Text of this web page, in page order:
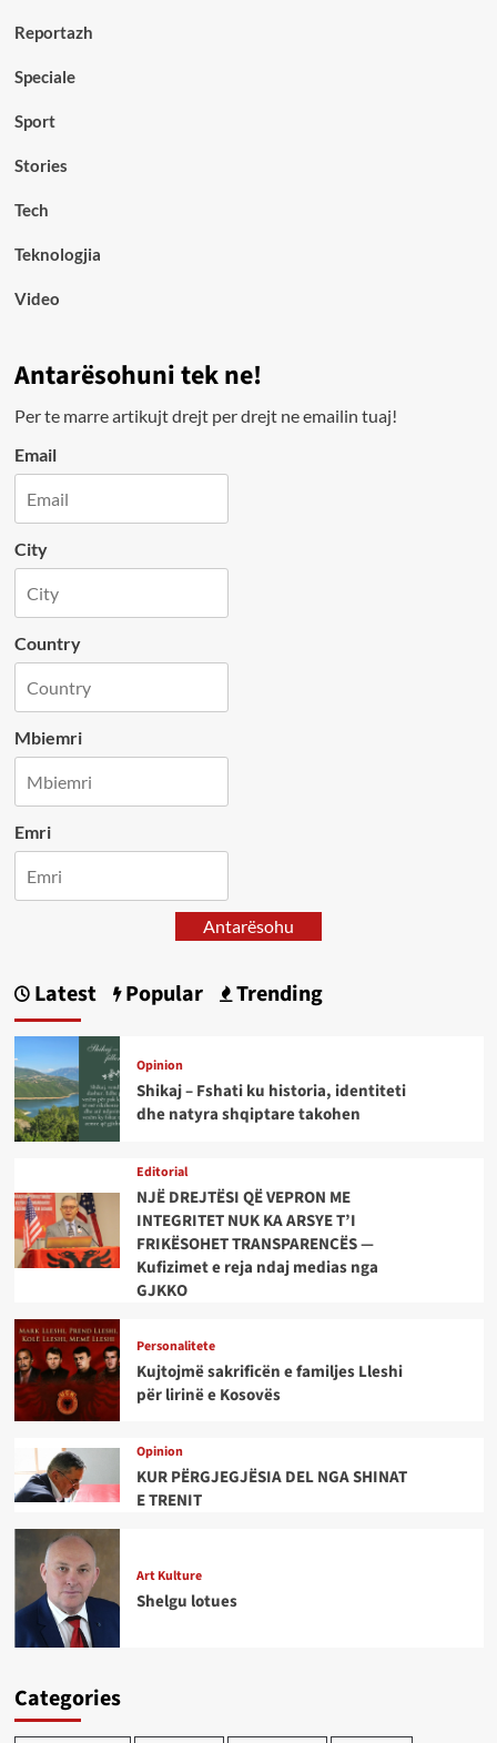
Reportazh
Speciale
Sport
Stories
Tech
Teknologjia
Video
Antarësohuni tek ne!
Per te marre artikujt drejt per drejt ne emailin tuaj!
Email
City
Country
Mbiemri
Emri
Antarësohu
Latest Popular Trending
Opinion
Shikaj – Fshati ku historia, identiteti
dhe natyra shqiptare takohen
Editorial
NJË DREJTËSI QË VEPRON ME
INTEGRITET NUK KA ARSYE T’I
FRIKËSOHET TRANSPARENCËS —
Kufizimet e reja ndaj medias nga
GJKKO
Personalitete
Kujtojmë sakrificën e familjes Lleshi
për lirinë e Kosovës
Opinion
KUR PËRGJEGJËSIA DEL NGA SHINAT
E TRENIT
Art Kulture
Shelgu lotues
Categories